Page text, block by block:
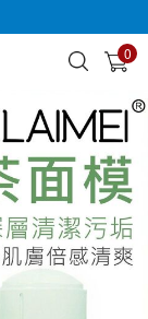
0
查看